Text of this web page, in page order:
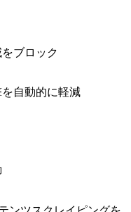
ブロック
自動的に軽減